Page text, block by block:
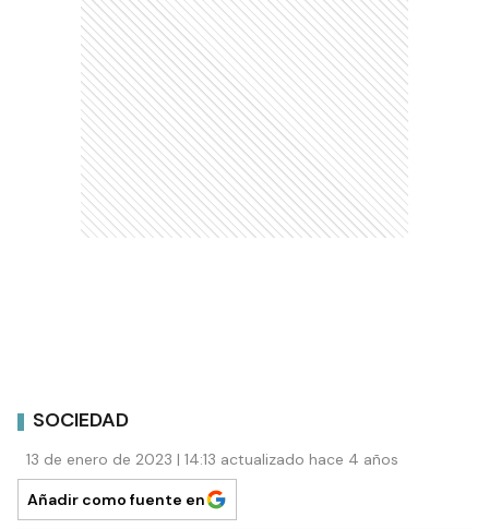
SOCIEDAD
13 de enero de 2023 | 14:13 actualizado hace 4 años
Añadir como fuente en